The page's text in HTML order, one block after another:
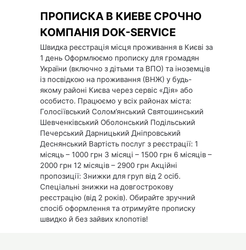
ПРОПИСКА В КИЕВЕ СРОЧНО
КОМПАНІЯ DOК-SERVICE
Швидка реєстрація місця проживання в Києві за
1 день Оформлюємо прописку для громадян
України (включно з дітьми та ВПО) та іноземців
із посвідкою на проживання (ВНЖ) у будь-
якому районі Києва через сервіс «Дія» або
особисто. Працюємо у всіх районах міста:
Голосіївський Солом’янський Святошинський
Шевченківський Оболонський Подільський
Печерський Дарницький Дніпровський
Деснянський Вартість послуг з реєстрації: 1
місяць – 1000 грн 3 місяці – 1500 грн 6 місяців –
2000 грн 12 місяців – 2900 грн Акційні
пропозиції: Знижки для груп від 2 осіб.
Спеціальні знижки на довгострокову
реєстрацію (від 2 років). Обирайте зручний
спосіб оформлення та отримуйте прописку
швидко й без зайвих клопотів!